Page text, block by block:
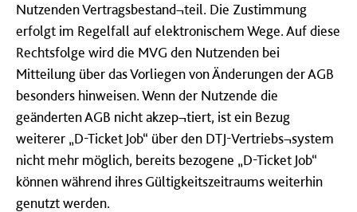
Nutzenden Vertragsbestand¬teil. Die Zustimmung
erfolgt im Regelfall auf elektronischem Wege. Auf diese
Rechtsfolge wird die MVG den Nutzenden bei
Mitteilung über das Vorliegen von Änderungen der AGB
besonders hinweisen. Wenn der Nutzende die
geänderten AGB nicht akzep¬tiert, ist ein Bezug
weiterer „D-Ticket Job“ über den DTJ-Vertriebs¬system
nicht mehr möglich, bereits bezogene „D-Ticket Job“
können während ihres Gültigkeitszeitraums weiterhin
genutzt werden.